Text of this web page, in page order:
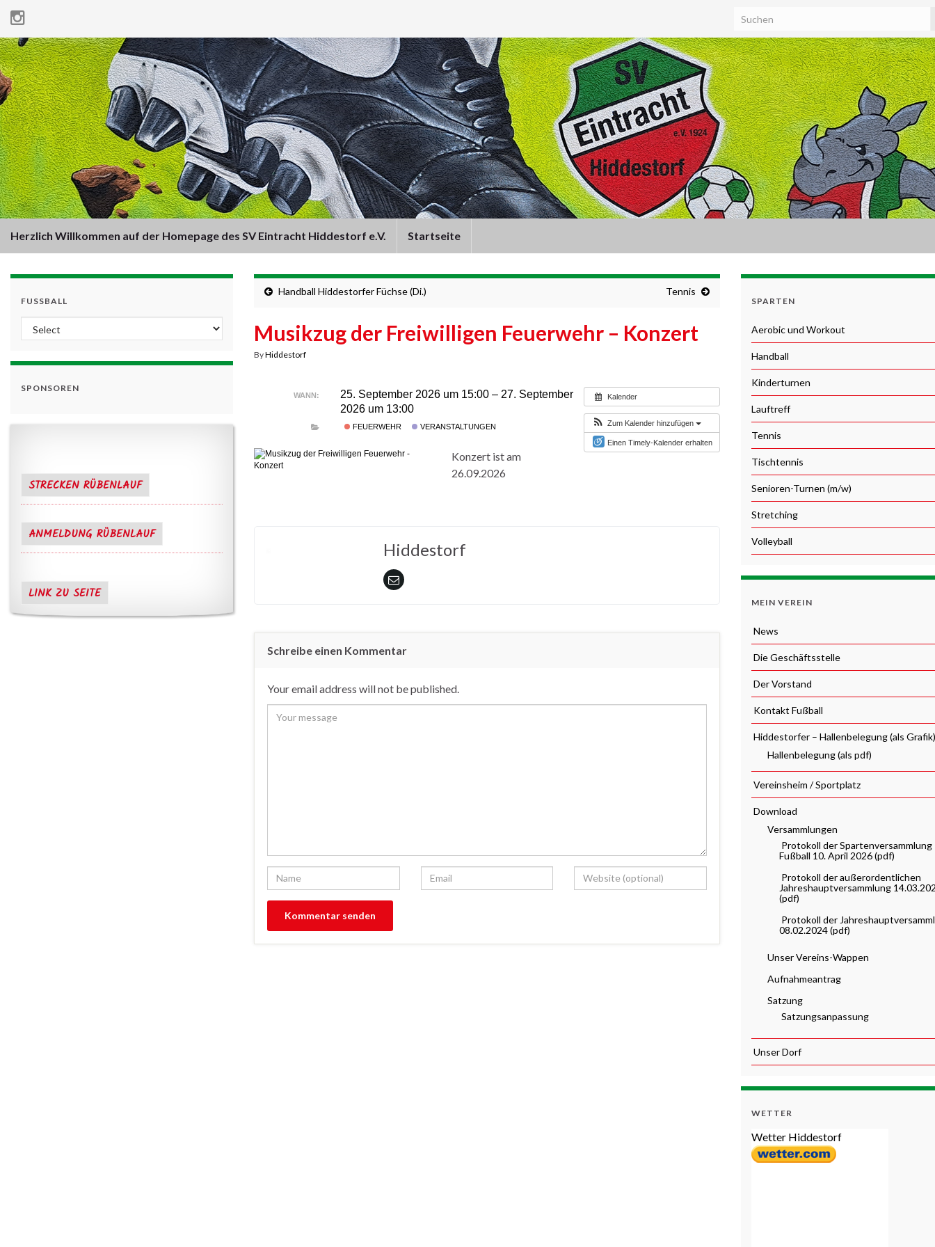
Herzlich Willkommen auf der Homepage des SV Eintracht Hiddestorf e.V. Startseite
FUSSBALL
SPONSOREN
STRECKEN RÜBENLAUF
ANMELDUNG RÜBENLAUF
LINK ZU SEITE
Handball Hiddestorfer Füchse (Di.) Tennis
Musikzug der Freiwilligen Feuerwehr – Konzert
ByHiddestorf
Kalender
Zum Kalender hinzufügen
Einen Timely-Kalender erhalten
WANN:
25. September 2026 um 15:00 – 27. September
2026 um 13:00
FEUERWEHR VERANSTALTUNGEN
Konzert ist am
26.09.2026
Hiddestorf
Schreibe einen Kommentar
Your email address will not be published.
SPARTEN
Aerobic und Workout
Handball
Kinderturnen
Lauftreff
Tennis
Tischtennis
Senioren-Turnen (m/w)
Stretching
Volleyball
MEIN VEREIN
News
Die Geschäftsstelle
Der Vorstand
Kontakt Fußball
Hiddestorfer – Hallenbelegung (als Grafik)
Hallenbelegung (als pdf)
Vereinsheim / Sportplatz
Download
Versammlungen
Protokoll der Spartenversammlung
Fußball 10. April 2026 (pdf)
Protokoll der außerordentlichen
Jahreshauptversammlung
(pdf)
Protokoll der
08.02.2024 (pdf)
Unser Vereins-Wappen
Aufnahmeantrag
Satzung
Satzungsanpassung
Unser Dorf
WETTER
Wetter Hiddestorf